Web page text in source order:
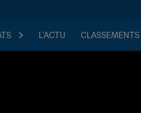
L'ACTU CLASSEMENTS